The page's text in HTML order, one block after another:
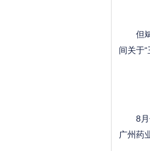
但斌
间关于
8月份
广州药